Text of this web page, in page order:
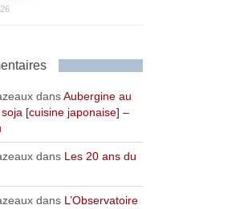
dansAubergine au
[cuisine japonaise] –
dans Les 20 ans du
dans L’Observatoire